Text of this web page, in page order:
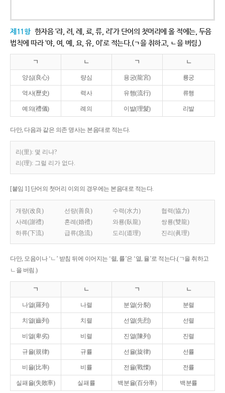
제11항 한자음 ‘랴, 려, 례, 료, 류, 리’가 단어의 첫머리에 올 적에는, 두음
법칙에 따라 ‘야, 여, 예, 요, 유, 이’로 적는다.(ㄱ을 취하고, ㄴ을 버림.)
ㄱ ㄴ ㄱ ㄴ
양심(良心) 량심 용궁(龍宮) 룡궁
역사(歷史) 력사 유행(流行) 류행
예의(禮儀) 례의 이발(理髮) 리발
다만, 다음과 같은 의존 명사는 본음대로 적는다.
리(里): 몇 리냐?
리(理): 그럴 리가 없다.
[붙임 1] 단어의 첫머리 이외의 경우에는 본음대로 적는다.
개량(改良) 선량(善良) 수력(水力)
협력(協力)
사례(謝禮)
혼례(婚禮) 와룡(臥龍)
쌍룡(雙龍)
하류(下流)
급류(急流) 도리(道理) 진리(眞理)
다만, 모음이나 ‘ㄴ’ 받침 뒤에 이어지는 ‘렬, 률’은 ‘열, 율’로 적는다.(ㄱ을 취하고
ㄴ을 버림.)
ㄱ ㄴ ㄱ ㄴ
나열(羅列) 나렬 분열(分裂) 분렬
치열(齒列) 치렬 선열(先烈) 선렬
비열(卑劣) 비렬 진열(陳列) 진렬
규율(規律) 규률 선율(旋律) 선률
비율(比率) 비률 전율(戰慄) 전률
실패율(失敗率) 실패률 백분율(百分率) 백분률